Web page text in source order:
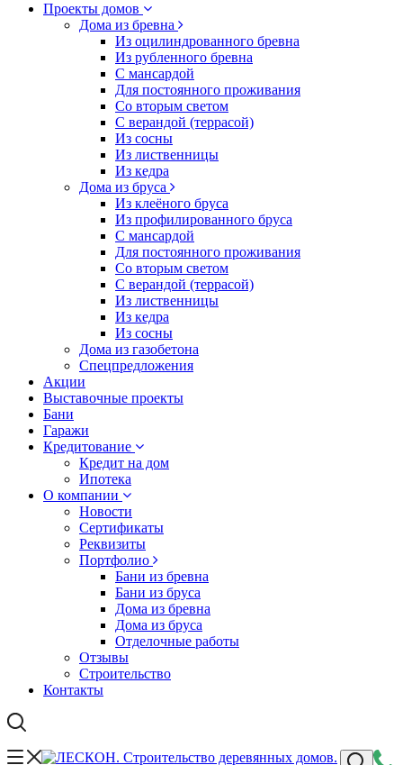
Проекты домов
Дома из бревна
Из оцилиндрованного бревна
Из рубленного бревна
С мансардой
Для постоянного проживания
Со вторым светом
С верандой (террасой)
Из сосны
Из лиственницы
Из кедра
Дома из бруса
Из клеёного бруса
Из профилированного бруса
С мансардой
Для постоянного проживания
Со вторым светом
С верандой (террасой)
Из лиственницы
Из кедра
Из сосны
Дома из газобетона
Спецпредложения
Акции
Выставочные проекты
Бани
Гаражи
Кредитование
Кредит на дом
Ипотека
О компании
Новости
Сертификаты
Реквизиты
Портфолио
Бани из бревна
Бани из бруса
Дома из бревна
Дома из бруса
Отделочные работы
Отзывы
Строительство
Контакты